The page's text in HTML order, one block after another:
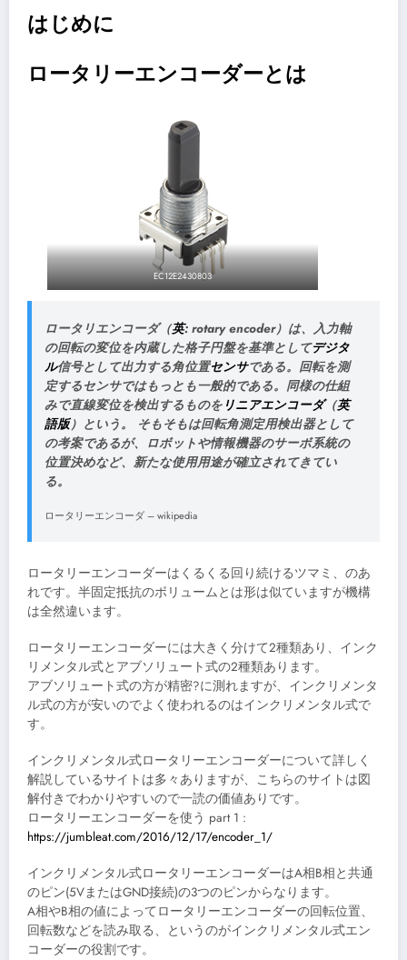
はじめに
ロータリーエンコーダーとは
EC12E2430803
ロータリエンコーダ（英: rotary encoder）は、入力軸
の回転の変位を内蔵した格子円盤を基準としてデジタ
ル信号として出力する角位置センサである。回転を測
定するセンサではもっとも一般的である。同様の仕組
みで直線変位を検出するものをリニアエンコーダ（英
語版）という。 そもそもは回転角測定用検出器として
の考案であるが、ロボットや情報機器のサーボ系統の
位置決めなど、新たな使用用途が確立されてきてい
る。
ロータリーエンコーダ – wikipedia
ロータリーエンコーダーはくるくる回り続けるツマミ、のあ
れです。半固定抵抗のボリュームとは形は似ていますが機構
は全然違います。
ロータリーエンコーダーには大きく分けて2種類あり、インク
リメンタル式とアブソリュート式の2種類あります。
アブソリュート式の方が精密?に測れますが、インクリメンタ
ル式の方が安いのでよく使われるのはインクリメンタル式で
す。
インクリメンタル式ロータリーエンコーダーについて詳しく
解説しているサイトは多々ありますが、こちらのサイトは図
解付きでわかりやすいので一読の価値ありです。
ロータリーエンコーダーを使う part 1 :
https://jumbleat.com/2016/12/17/encoder_1/
インクリメンタル式ロータリーエンコーダーはA相B相と共通
のピン(5VまたはGND接続)の3つのピンからなります。
A相やB相の値によってロータリーエンコーダーの回転位置、
回転数などを読み取る、というのがインクリメンタル式エン
コーダーの役割です。